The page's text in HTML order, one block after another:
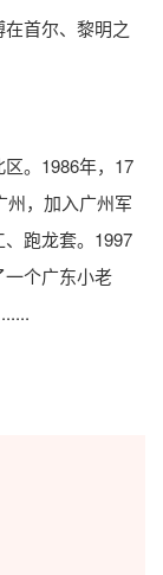
首尔、黎明之
。1986年，17
州，加入广州军
跑龙套。1997
个广东小老